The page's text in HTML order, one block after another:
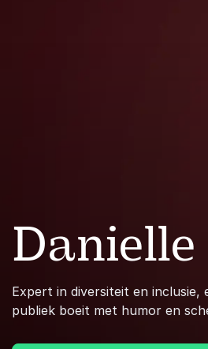
Expert in diversiteit en
publiek boeit met humor en